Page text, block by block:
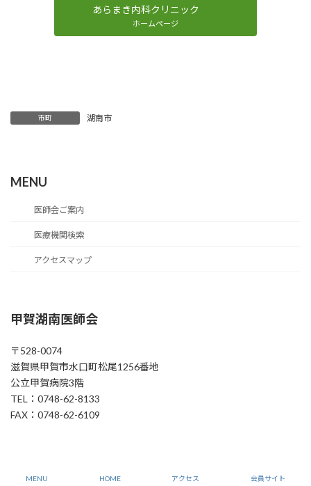
あらまき内科クリニック
ホームページ
市町 湖南市
MENU
医師会ご案内
医療機関検索
アクセスマップ
甲賀湖南医師会
〒528-0074
滋賀県甲賀市水口町松尾1256番地
公立甲賀病院3階
TEL：0748-62-8133
FAX：0748-62-6109
MENU HOME アクセス 会員サイト